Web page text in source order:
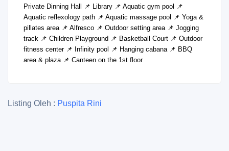
Private Dinning Hall 📌 Library 📌 Aquatic gym pool 📌
Aquatic reflexology path 📌 Aquatic massage pool 📌 Yoga &
pillates area 📌 Alfresco 📌 Outdoor setting area 📌 Jogging
track 📌 Children Playground 📌 Basketball Court 📌 Outdoor
fitness center 📌 Infinity pool 📌 Hanging cabana 📌 BBQ
area & plaza 📌 Canteen on the 1st floor
Listing Oleh : Puspita Rini